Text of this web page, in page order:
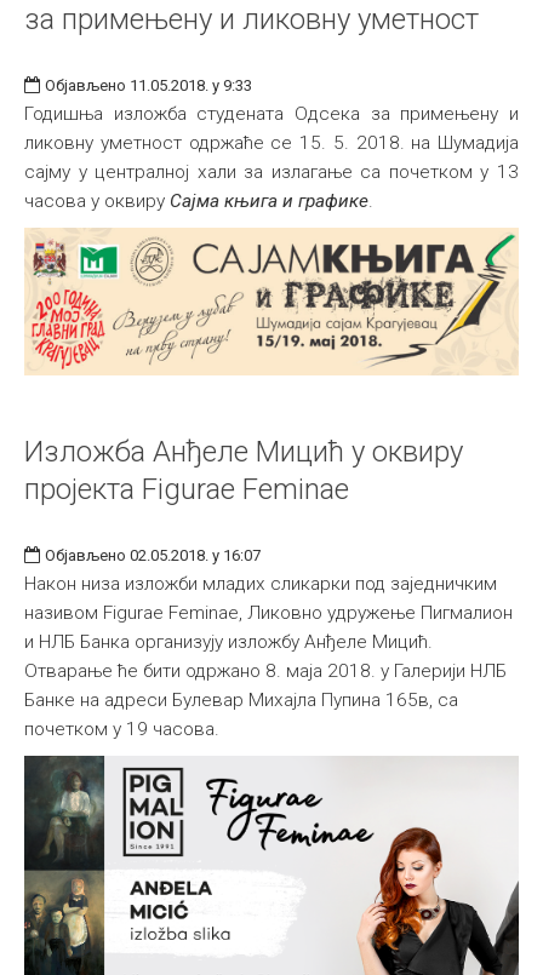
за примењену и ликовну уметност
Објављено 11.05.2018. у 9:33
Годишња изложба студената Одсека за примењену и
ликовну уметност одржаће се 15. 5. 2018. на Шумадија
сајму у централној хали за излагање са почетком у 13
часова у оквиру Сајма књига и графике.
Изложба Анђеле Мицић у оквиру
пројекта Figurae Feminae
Објављено 02.05.2018. у 16:07
Након низа изложби младих сликарки под заједничким
називом Figurae Feminae, Ликовно удружење Пигмалион
и НЛБ Банка организују изложбу Анђеле Мицић.
Отварање ће бити одржано 8. маја 2018. у Галерији НЛБ
Банке на адреси Булевар Михајла Пупина 165в, са
почетком у 19 часова.